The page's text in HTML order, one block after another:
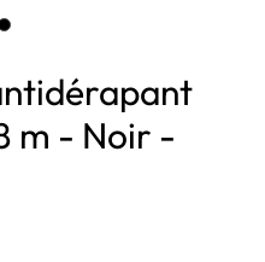
m - Noir -